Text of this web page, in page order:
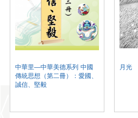
中華里—中華美德系列 中國
傳統思想（第二冊）：愛國、
誠信、堅毅
月光